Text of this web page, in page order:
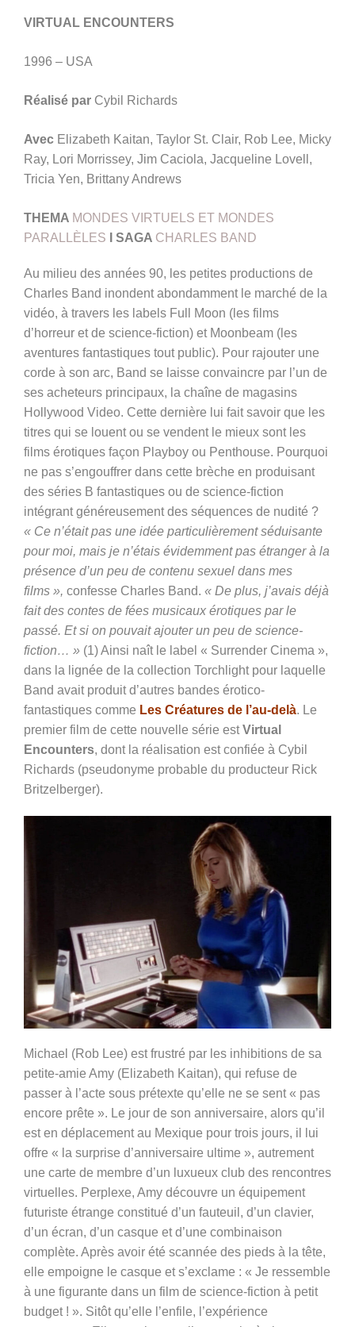
VIRTUAL ENCOUNTERS
1996 – USA
Réalisé par Cybil Richards
Avec Elizabeth Kaitan, Taylor St. Clair, Rob Lee, Micky
Ray, Lori Morrissey, Jim Caciola, Jacqueline Lovell,
Tricia Yen, Brittany Andrews
THEMA MONDES VIRTUELS ET MONDES
PARALLÈLES
I SAGA CHARLES BAND
Au milieu des années 90, les petites productions de
Charles Band inondent abondamment le marché de la
vidéo, à travers les labels Full Moon (les films
d’horreur et de science-fiction) et Moonbeam (les
aventures fantastiques tout public). Pour rajouter une
corde à son arc, Band se laisse convaincre par l’un de
ses acheteurs principaux, la chaîne de magasins
Hollywood Video. Cette dernière lui fait savoir que les
titres qui se louent ou se vendent le mieux sont les
films érotiques façon Playboy ou Penthouse. Pourquoi
ne pas s’engouffrer dans cette brèche en produisant
des séries B fantastiques ou de science-fiction
intégrant généreusement des séquences de nudité ?
« Ce n’était pas une idée particulièrement séduisante
pour moi, mais je n’étais évidemment pas étranger à la
présence d’un peu de contenu sexuel dans mes
films », confesse Charles Band. « De plus, j’avais déjà
fait des contes de fées musicaux érotiques par le
passé. Et si on pouvait ajouter un peu de science-
fiction… » (1) Ainsi naît le label « Surrender Cinema »,
dans la lignée de la collection Torchlight pour laquelle
Band avait produit d’autres bandes érotico-
fantastiques comme Les Créatures de l’au-delà. Le
premier film de cette nouvelle série estVirtual
Encounters, dont la réalisation est confiée à Cybil
Richards (pseudonyme probable du producteur Rick
Britzelberger).
Michael (Rob Lee) est frustré par les inhibitions de sa
petite-amie Amy (Elizabeth Kaitan), qui refuse de
passer à l’acte sous prétexte qu’elle ne se sent « pas
encore prête ». Le jour de son anniversaire, alors qu’il
est en déplacement au Mexique pour trois jours, il lui
offre « la surprise d’anniversaire ultime », autrement
une carte de membre d’un luxueux club des rencontres
virtuelles. Perplexe, Amy découvre un équipement
futuriste étrange constitué d’un fauteuil, d’un clavier,
d’un écran, d’un casque et d’une combinaison
complète. Après avoir été scannée des pieds à la tête,
elle empoigne le casque et s’exclame : « Je ressemble
à une figurante dans un film de science-fiction à petit
budget ! ». Sitôt qu’elle l’enfile, l’expérience